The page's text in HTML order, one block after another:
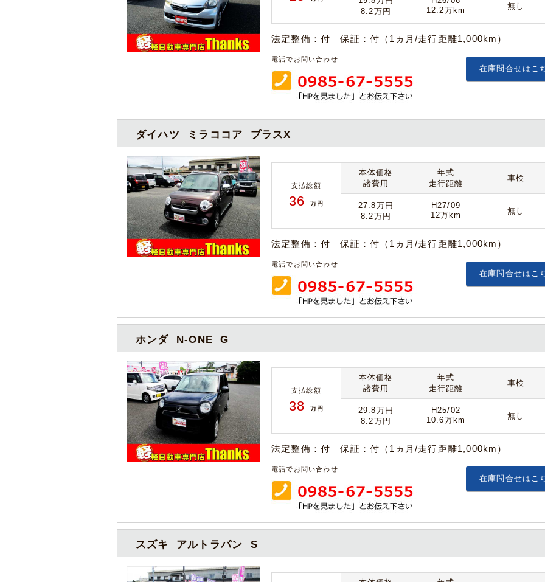
8.2万円
12.2万km
無し
法定整備：付 保証：付（1ヵ月/走行距離1,000km）
在庫問合せはこ
電話でお問い合わせ
ダイハツ ミラココア プラスX
支払総額
36 万円
本体価格
諸費用
年式
走行距離
車検
27.8万円
8.2万円
H27/09
12万km
無し
法定整備：付 保証：付（1ヵ月/走行距離1,000km）
在庫問合せはこ
電話でお問い合わせ
ホンダ N-ONE G
支払総額
38 万円
本体価格
諸費用
年式
走行距離
車検
29.8万円
8.2万円
H25/02
10.6万km
無し
法定整備：付 保証：付（1ヵ月/走行距離1,000km）
在庫問合せはこ
電話でお問い合わせ
スズキ アルトラパン S